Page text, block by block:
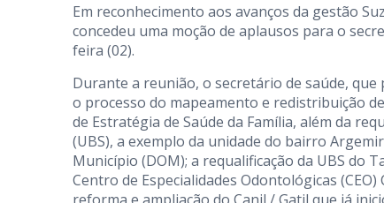
Em reconhecimento aos avanços da gestão
concedeu uma moção de aplausos para o
feira (02).
Durante a reunião, o secretário de saúde,
o processo do mapeamento e redistribuição
de Estratégia de Saúde da Família, além da
(UBS), a exemplo da unidade do bairro
Município (DOM); a requalificação da UBS do
Centro de Especialidades Odontológicas
reforma e ampliação do Canil / Gatil que já